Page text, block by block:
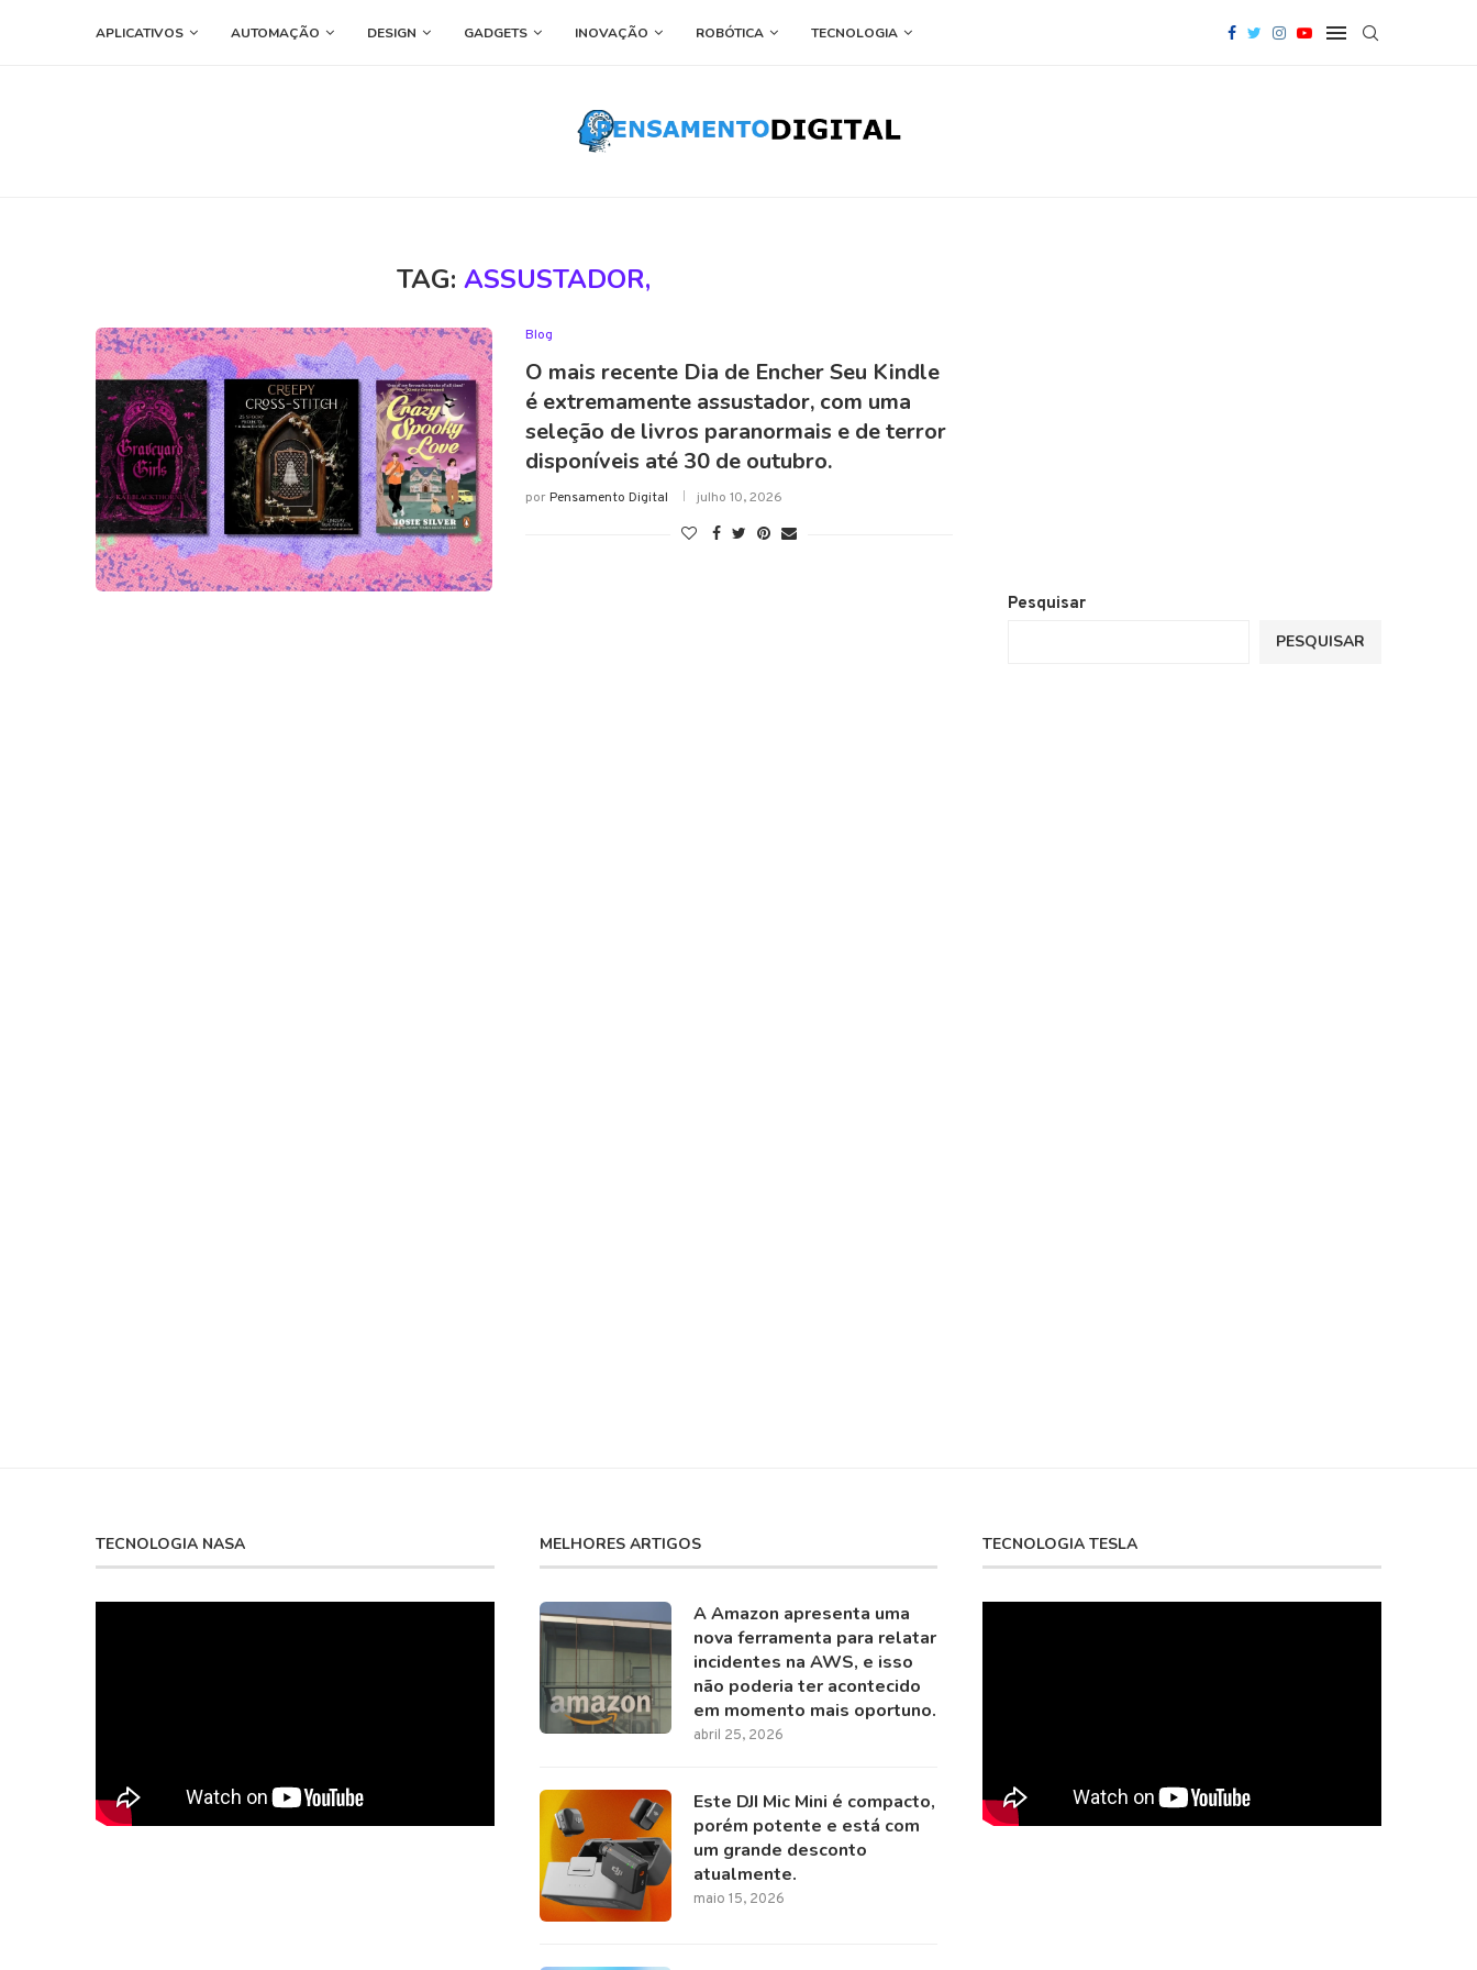
APLICATIVOS AUTOMAÇÃO DESIGN GADGETS INOVAÇÃO ROBÓTICA TECNOLOGIA
TAG:ASSUSTADOR,
Blog
O mais recente Dia de Encher Seu Kindle
é extremamente assustador, com uma
seleção de livros paranormais e de terror
disponíveis até 30 de outubro.
porPensamento Digital julho 10, 2026
Pesquisar
PESQUISAR
TECNOLOGIA NASA MELHORES ARTIGOS
A Amazon apresenta uma
nova ferramenta para relatar
incidentes na AWS, e isso
não poderia ter acontecido
em momento mais oportuno.
abril 25, 2026
Este DJI Mic Mini é compacto,
porém potente e está com
um grande desconto
atualmente.
maio 15, 2026
TECNOLOGIA TESLA